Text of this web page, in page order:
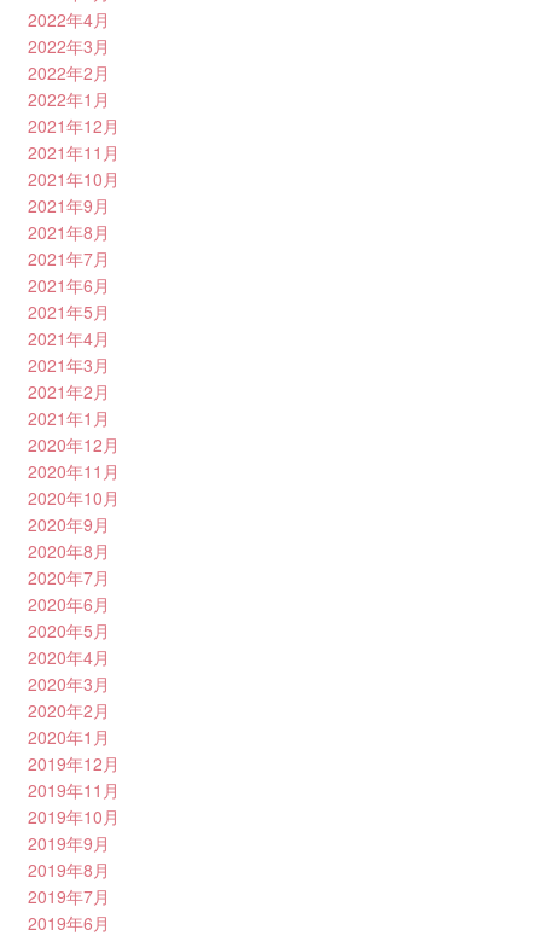
2022年4月
2022年3月
2022年2月
2022年1月
2021年12月
2021年11月
2021年10月
2021年9月
2021年8月
2021年7月
2021年6月
2021年5月
2021年4月
2021年3月
2021年2月
2021年1月
2020年12月
2020年11月
2020年10月
2020年9月
2020年8月
2020年7月
2020年6月
2020年5月
2020年4月
2020年3月
2020年2月
2020年1月
2019年12月
2019年11月
2019年10月
2019年9月
2019年8月
2019年7月
2019年6月